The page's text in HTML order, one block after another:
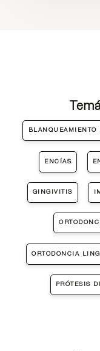
BLANQUEAMIENTO
ENCÍAS
GINGIVITIS
ORTODONCIA
PRÓTESIS